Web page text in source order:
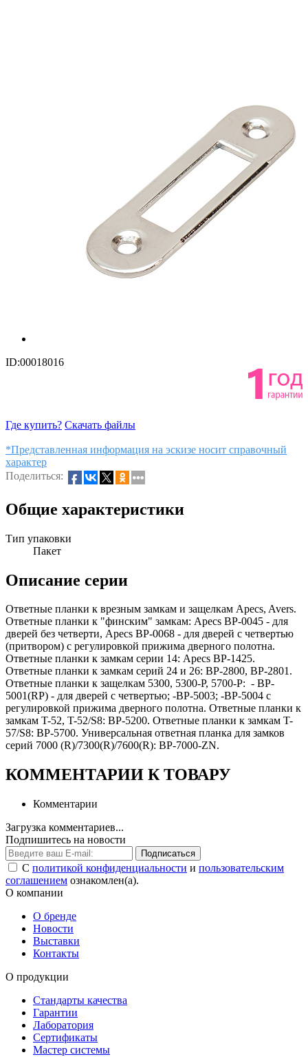
ID:00018016
Где купить? Скачать файлы
*Представленная информация на эскизе носит справочный
характер
Поделиться:
Общие характеристики
Тип упаковки
Пакет
Описание серии
Ответные планки к врезным замкам и защелкам Apecs, Avers.
Ответные планки к "финским" замкам: Apecs BP-0045 - для
дверей без четверти, Apecs BP-0068 - для дверей с четвертью
(притвором) с регулировкой прижима дверного полотна.
Ответные планки к замкам серии 14: Apecs BP-1425.
Ответные планки к замкам серий 24 и 26: BP-2800, BP-2801.
Ответные планки к защелкам 5300, 5300-P, 5700-P: - BP-
5001(RP) - для дверей с четвертью; -ВР-5003; -ВР-5004 с
регулировкой прижима дверного полотна. Ответные планки к
замкам T-52, T-52/S8: BP-5200. Ответные планки к замкам T-
57/S8: BP-5700. Универсальная ответная планка для замков
серий 7000 (R)/7300(R)/7600(R): BP-7000-ZN.
КОММЕНТАРИИ К ТОВАРУ
Комментарии
Загрузка комментариев...
Подпишитесь на новости
Подписаться
С политикой конфиденциальности и пользовательским
соглашением ознакомлен(а).
О компании
О бренде
Новости
Выставки
Контакты
О продукции
Стандарты качества
Гарантии
Лаборатория
Сертификаты
Мастер системы